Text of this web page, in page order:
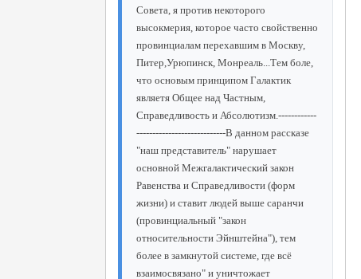
Совета, я против некоторого
высокмерия, которое часто свойственно
провинциалам перехавшим в Москву,
Питер,Урюпинск, Монреаль...Тем боле,
что основым принципом Галактик
являетя Общее над Частным,
Справедливость и Абсолютизм.------------
----------------------------В данном рассказе
"наш представитель" нарушает
основной Межгалактический закон
Равенства и Справедливости (форм
жизни) и ставит людей выше саранчи
(провинциальный "закон
относительности Эйнштейна"), тем
более в замкнутой системе, где всё
взаимосвязано" и уничтожает